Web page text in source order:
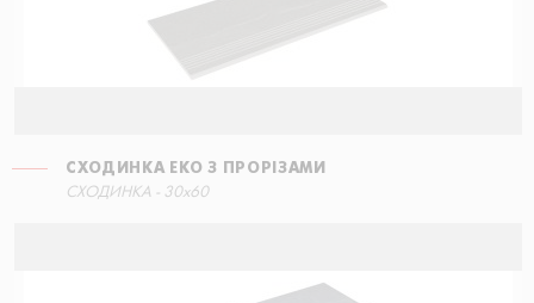
СХОДИНКА ЕКО З ПРОРІЗАМИ
СХОДИНКА - 30x60
СХОДИНКА КУТОВА ПРАВА
30x34,5